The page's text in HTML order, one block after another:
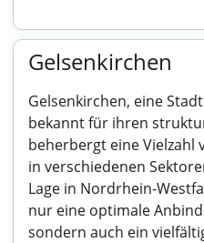
Gelsenkirchen
Gelsenkirchen, eine
bekannt für ihren
beherbergt eine Vielzahl
in verschiedenen
Lage in Nordrhein-
nur eine optimale
sondern auch ein